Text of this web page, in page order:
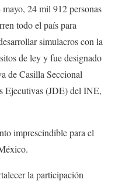
24 mil 912 personas
todo el país para
simulacros con la
de ley y fue designado
de Casilla Seccional
Ejecutivas (JDE) del INE,
imprescindible para el
la participación